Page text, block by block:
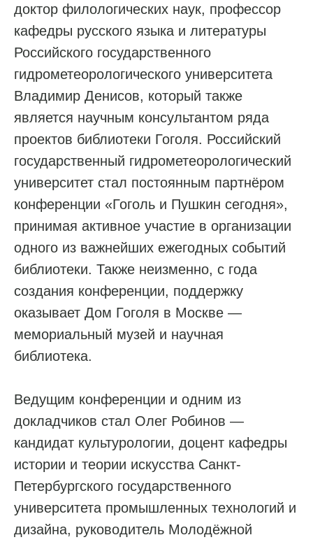
доктор филологических наук, профессор
кафедры русского языка и литературы
Российского государственного
гидрометеорологического университета
Владимир Денисов, который также
является научным консультантом ряда
проектов библиотеки Гоголя. Российский
государственный гидрометеорологический
университет стал постоянным партнёром
конференции «Гоголь и Пушкин сегодня»,
принимая активное участие в организации
одного из важнейших ежегодных событий
библиотеки. Также неизменно, с года
создания конференции, поддержку
оказывает Дом Гоголя в Москве —
мемориальный музей и научная
библиотека.
Ведущим конференции и одним из
докладчиков стал Олег Робинов —
кандидат культурологии, доцент кафедры
истории и теории искусства Санкт-
Петербургского государственного
университета промышленных технологий и
дизайна, руководитель Молодёжной